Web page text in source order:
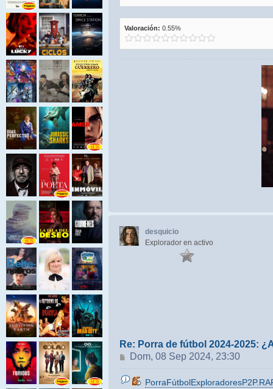
Valoración: 0.55%
desquicio
Explorador en activo
Re: Porra de fútbol 2024-2025:
Mensaje
Dom, 08 Sep 2024, 23:30